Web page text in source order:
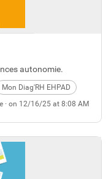
autonomie.
Mon Diag'RH EHPAD
· on 12/16/25 at 8:08 AM